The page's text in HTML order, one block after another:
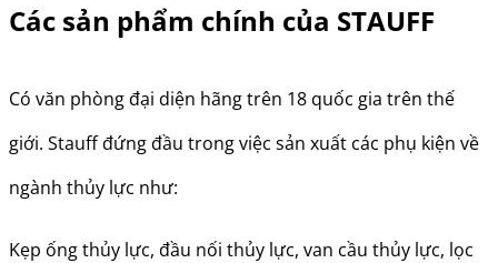
Các sản phẩm chính của STAUFF
Có văn phòng đại diện hãng trên 18 quốc gia trên thế
giới. Stauff đứng đầu trong việc sản xuất các phụ kiện về
ngành thủy lực như:
Kẹp ống thủy lực, đầu nối thủy lực, van cầu thủy lực, lọc